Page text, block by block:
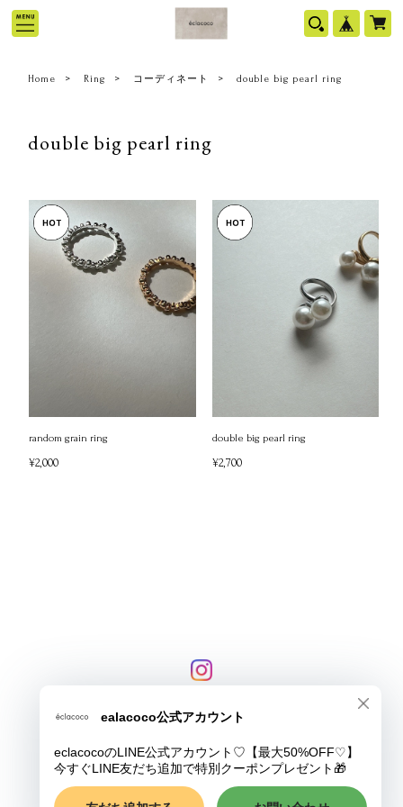
Home Ring コーディネート double big pearl ring
double big pearl ring
random grain ring
¥2,000
double big pearl ring
¥2,700
プライバシーポリシー
特定商取引法に基づく表記
COPYRIGHT © eclacoco